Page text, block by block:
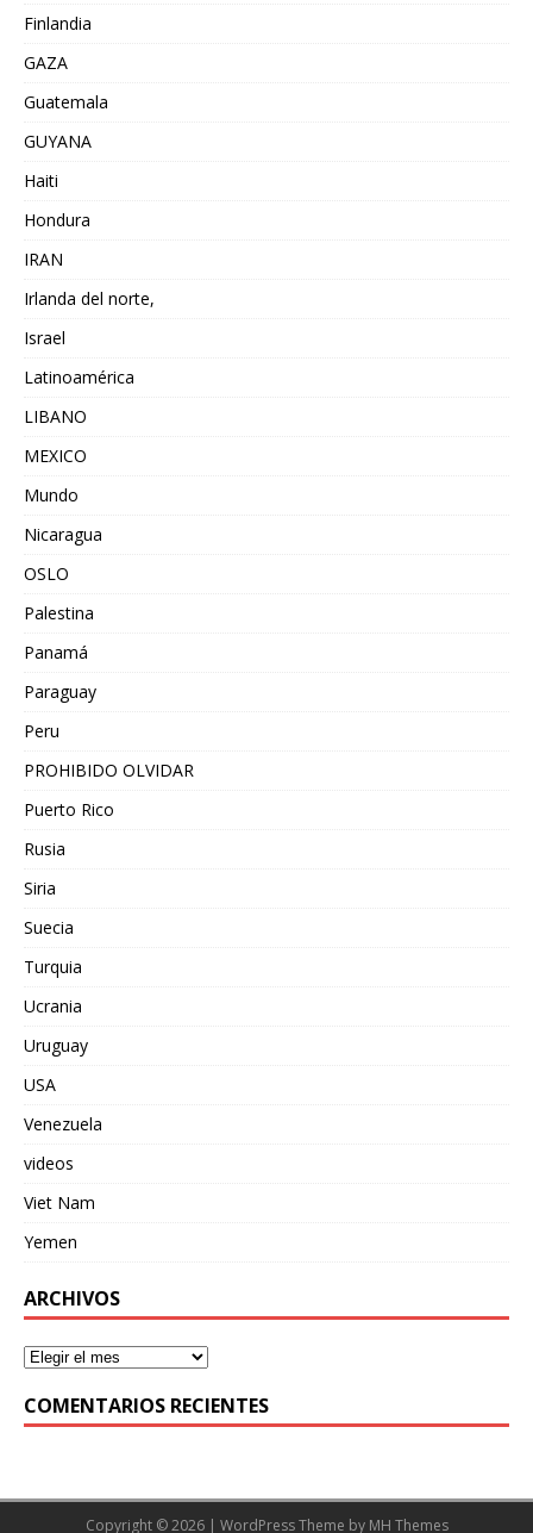
Finlandia
GAZA
Guatemala
GUYANA
Haiti
Hondura
IRAN
Irlanda del norte,
Israel
Latinoamérica
LIBANO
MEXICO
Mundo
Nicaragua
OSLO
Palestina
Panamá
Paraguay
Peru
PROHIBIDO OLVIDAR
Puerto Rico
Rusia
Siria
Suecia
Turquia
Ucrania
Uruguay
USA
Venezuela
videos
Viet Nam
Yemen
ARCHIVOS
COMENTARIOS RECIENTES
Copyright © 2026 | WordPress Theme by MH Themes